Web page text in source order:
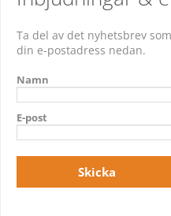
Ta del av det nyhetsbrev
din e-postadress nedan.
Namn
E-post